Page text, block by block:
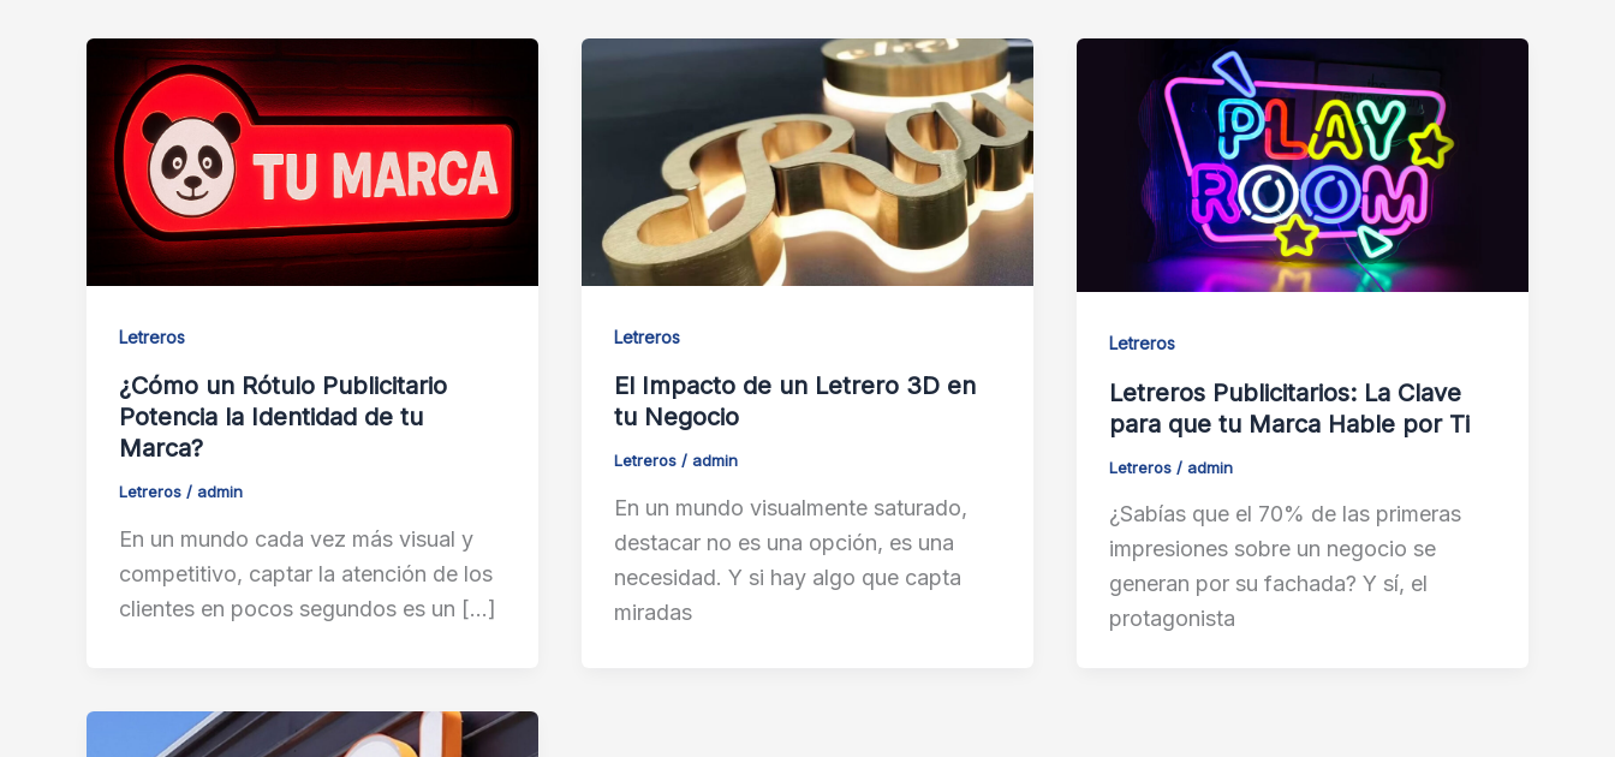
Letreros
¿Cómo un Rótulo Publicitario
Potencia la Identidad de tu
Marca?
Letreros / admin
En un mundo cada vez más visual y
competitivo, captar la atención de los
clientes en pocos segundos es un […]
Letreros
El Impacto de un Letrero 3D en
tu Negocio
Letreros/ admin
En un mundo visualmente saturado,
destacar no es una opción, es una
necesidad. Y si hay algo que capta
miradas
Letreros
Letreros Publicitarios: La Clave
para que tu Marca Hable por Ti
Letreros/ admin
¿Sabías que el 70% de las primeras
impresiones sobre un negocio se
generan por su fachada? Y sí, el
protagonista